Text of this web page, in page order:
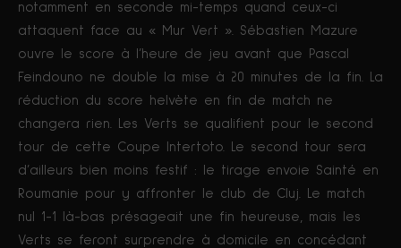
notamment en seconde mi-temps quand ceux-ci
attaquent face au « Mur Vert ». Sébastien Mazure
ouvre le score à l’heure de jeu avant que Pascal
Feindouno ne double la mise à 20 minutes de la fin. La
réduction du score helvète en fin de match ne
changera rien. Les Verts se qualifient pour le second
tour de cette Coupe Intertoto. Le second tour sera
d’ailleurs bien moins festif : le tirage envoie Sainté en
Roumanie pour y affronter le club de Cluj. Le match
nul 1-1 là-bas présageait une fin heureuse, mais les
Verts se feront surprendre à domicile en concédant